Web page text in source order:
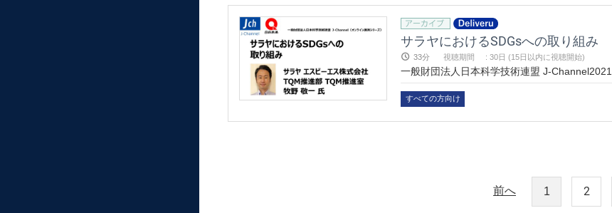
サラヤにおけるSDGsへの取り組み
33分 視聴期間 : 30日 (15日以内に視聴開始)
一般財団法人日本科学技術連盟 J-Channel2021
すべての方向け
前へ 1 2